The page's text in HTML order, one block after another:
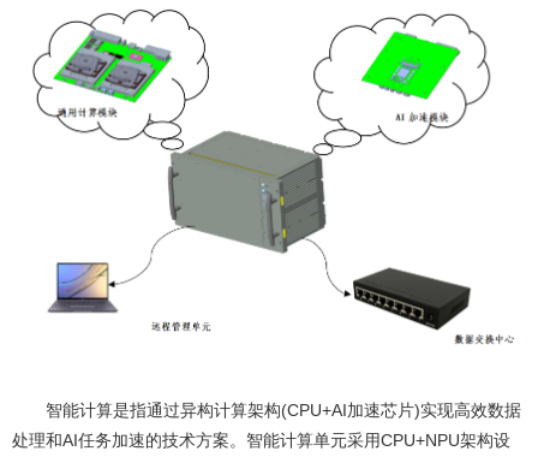
智能计算是指通过异构计算架构(CPU+AI加速芯片)实现高效数据
处理和AI任务加速的技术方案。智能计算单元采用CPU+NPU架构设